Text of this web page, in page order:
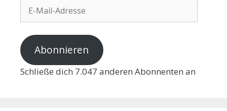
Abonnieren
Schließe dich 7.047 anderen Abonnenten an